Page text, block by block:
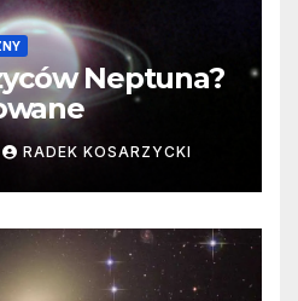
Neptuna?
RADEK KOSARZYCKI